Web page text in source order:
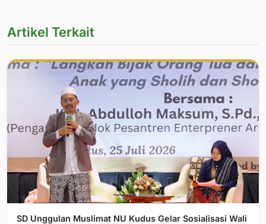
Artikel Terkait
SD Unggulan Muslimat NU Kudus Gelar Sosialisasi Wali